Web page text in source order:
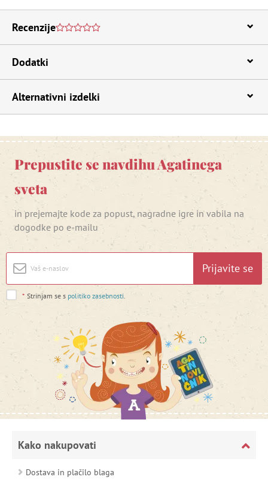
Recenzije
Dodatki
Alternativni izdelki
Prepustite se navdihu Agatinega
sveta
in prejemajte kode za popust, nagradne igre in vabila na
dogodke po e-mailu
Prijavite se
* Strinjam se s politiko zasebnosti
Kako nakupovati
Dostava in plačilo blaga